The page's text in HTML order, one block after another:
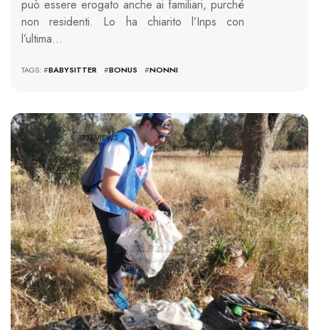
può essere erogato anche ai familiari, purché
non residenti. Lo ha chiarito l’Inps con
l’ultima…
TAGS: #BABYSITTER #BONUS #NONNI
1731 VIEWS